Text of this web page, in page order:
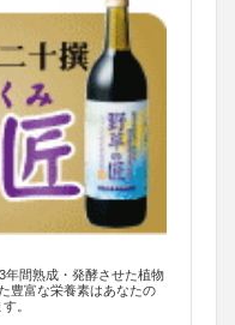
年間熟成・発酵させた植物
豊富な栄養素はあなたの
。